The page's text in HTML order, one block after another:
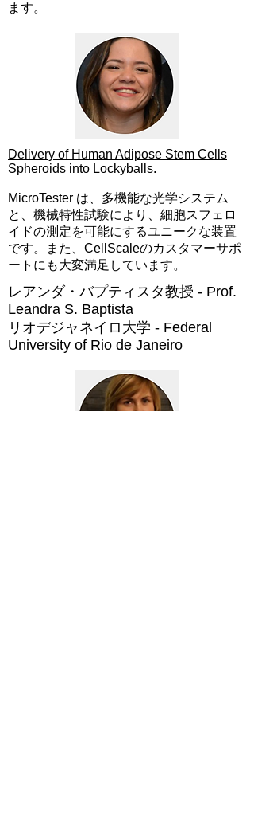
ます。
Delivery of Human Adipose Stem Cells
Spheroids into Lockyballs.
MicroTester は、多機能な光学システム
と、機械特性試験により、細胞スフェロ
イドの測定を可能にするユニークな装置
です。また、CellScaleのカスタマーサポ
ートにも大変満足しています。
レアンダ・バプティスタ教授 - Prof.
Leandra S. Baptista
リオデジャネイロ大学 - Federal
University of Rio de Janeiro